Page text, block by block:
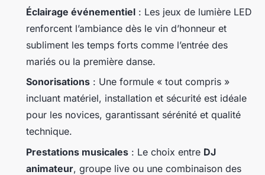
Éclairage événementiel : Les jeux de lumière LED
renforcent l’ambiance dès le vin d’honneur et
subliment les temps forts comme l’entrée des
mariés ou la première danse.
Sonorisations : Une formule « tout compris »
incluant matériel, installation et sécurité est idéale
pour les novices, garantissant sérénité et qualité
technique.
Prestations musicales : Le choix entre DJ
animateur, groupe live ou une combinaison des